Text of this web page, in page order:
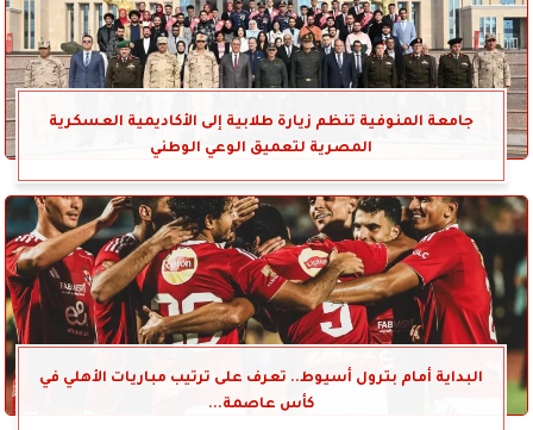
جامعة المنوفية تنظم زيارة طلابية إلى الأكاديمية العسكرية
المصرية لتعميق الوعي الوطني
البداية أمام بترول أسيوط.. تعرف على ترتيب مباريات الأهلي في
كأس عاصمة...